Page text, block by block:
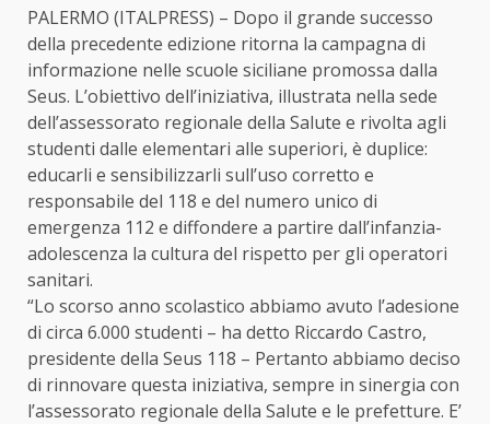
PALERMO (ITALPRESS) – Dopo il grande successo
della precedente edizione ritorna la campagna di
informazione nelle scuole siciliane promossa dalla
Seus. L’obiettivo dell’iniziativa, illustrata nella sede
dell’assessorato regionale della Salute e rivolta agli
studenti dalle elementari alle superiori, è duplice:
educarli e sensibilizzarli sull’uso corretto e
responsabile del 118 e del numero unico di
emergenza 112 e diffondere a partire dall’infanzia-
adolescenza la cultura del rispetto per gli operatori
sanitari.
“Lo scorso anno scolastico abbiamo avuto l’adesione
di circa 6.000 studenti – ha detto Riccardo Castro,
presidente della Seus 118 – Pertanto abbiamo deciso
di rinnovare questa iniziativa, sempre in sinergia con
l’assessorato regionale della Salute e le prefetture. E’